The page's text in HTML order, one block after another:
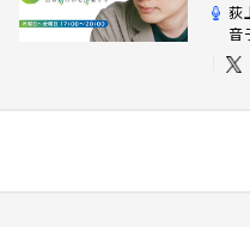
荻
音